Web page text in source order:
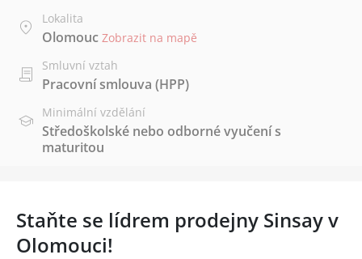
Lokalita
Olomouc Zobrazit na mapě
Smluvní vztah
Pracovní smlouva (HPP)
Minimální vzdělání
Středoškolské nebo odborné vyučení s
maturitou
Staňte se lídrem prodejny Sinsay v
Olomouci!